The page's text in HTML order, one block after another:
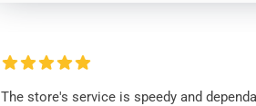
The store's service is speedy and